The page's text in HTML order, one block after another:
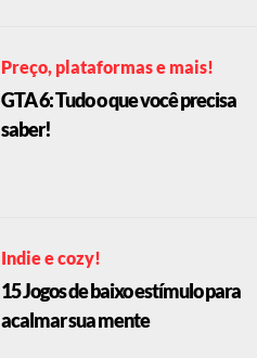
Preço, plataformas e mais!
GTA 6: Tudo o que você precisa
saber!
Indie e cozy!
15 Jogos de baixo estímulo para
acalmar sua mente